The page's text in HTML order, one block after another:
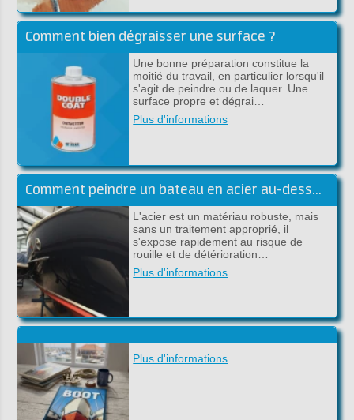
Comment bien dégraisser une surface ?
Une bonne préparation constitue la
moitié du travail, en particulier lorsqu'il
s'agit de peindre ou de laquer. Une
surface propre et dégrai…
Plus d'informations
Comment peindre un bateau en acier au-dessus et sous la ligne de flottaison
L'acier est un matériau robuste, mais
sans un traitement approprié, il
s'expose rapidement au risque de
rouille et de détérioration…
Plus d'informations
Plus d'informations